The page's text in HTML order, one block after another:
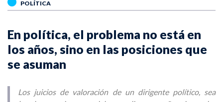
POLÍTICA
En política, el problema no está en
los años, sino en las posiciones que
se asuman
Los juicios de valoración de un dirigente político, sea